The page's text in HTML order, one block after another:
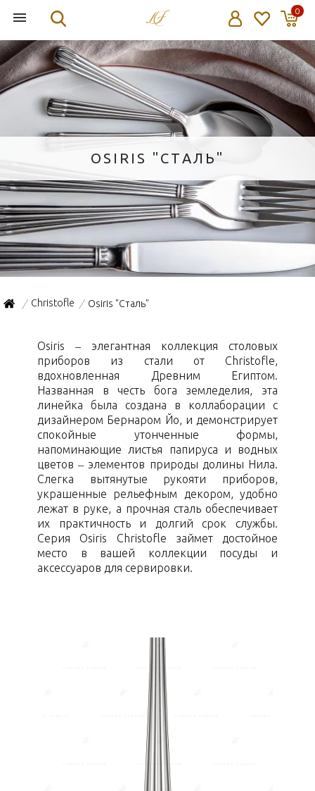
0
OSIRIS "СТАЛЬ"
/ Christofle / Osiris "Сталь"
Osiris – элегантная коллекция столовых
приборов из стали от Christofle,
вдохновленная Древним Египтом.
Названная в честь бога земледелия, эта
линейка была создана в коллаборации с
дизайнером Бернаром Йо, и демонстрирует
спокойные утонченные формы,
напоминающие листья папируса и водных
цветов – элементов природы долины Нила.
Слегка вытянутые рукояти приборов,
украшенные рельефным декором, удобно
лежат в руке, а прочная сталь обеспечивает
их практичность и долгий срок службы.
Серия Osiris Christofle займет достойное
место в вашей коллекции посуды и
аксессуаров для сервировки.